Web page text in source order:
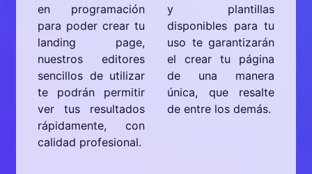
en programación
para poder crear tu
landing page,
nuestros editores
sencillos de utilizar
te podrán permitir
ver tus resultados
rápidamente, con
calidad profesional.
y plantillas
disponibles para tu
uso te garantizarán
el crear tu página
de una manera
única, que resalte
de entre los demás.